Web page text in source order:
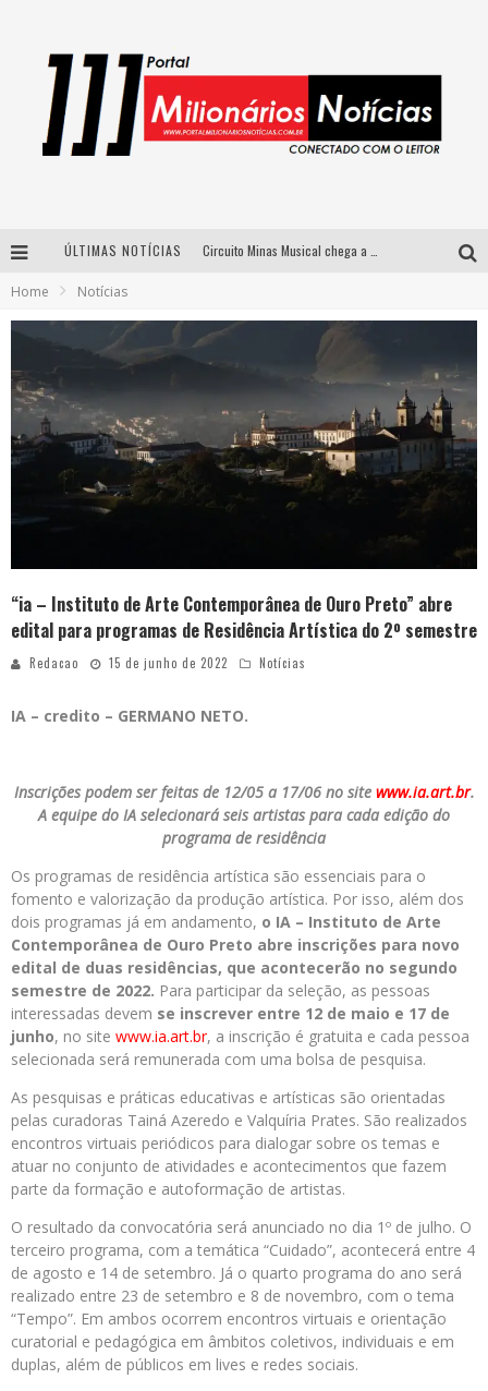
ÚLTIMAS NOTÍCIAS
Home Notícias
“ia – Instituto de Arte Contemporânea de Ouro Preto” abre
edital para programas de Residência Artística do 2º semestre
Redacao 15 de junho de 2022 Notícias
IA – credito – GERMANO NETO.
Inscrições podem ser feitas de 12/05 a 17/06 no site www.ia.art.br.
A equipe do IA selecionará seis artistas para cada edição do
programa de residência
Os programas de residência artística são essenciais para o
fomento e valorização da produção artística. Por isso, além dos
dois programas já em andamento, o IA – Instituto de Arte
Contemporânea de Ouro Preto abre inscrições para novo
edital de duas residências, que acontecerão no segundo
semestre de 2022. Para participar da seleção, as pessoas
interessadas devem se inscrever entre 12 de maio e 17 de
junho, no site www.ia.art.br, a inscrição é gratuita e cada pessoa
selecionada será remunerada com uma bolsa de pesquisa.
As pesquisas e práticas educativas e artísticas são orientadas
pelas curadoras Tainá Azeredo e Valquíria Prates. São realizados
encontros virtuais periódicos para dialogar sobre os temas e
atuar no conjunto de atividades e acontecimentos que fazem
parte da formação e autoformação de artistas.
O resultado da convocatória será anunciado no dia 1º de julho. O
terceiro programa, com a temática “Cuidado”, acontecerá entre 4
de agosto e 14 de setembro. Já o quarto programa do ano será
realizado entre 23 de setembro e 8 de novembro, com o tema
“Tempo”. Em ambos ocorrem encontros virtuais e orientação
curatorial e pedagógica em âmbitos coletivos, individuais e em
duplas, além de públicos em lives e redes sociais.